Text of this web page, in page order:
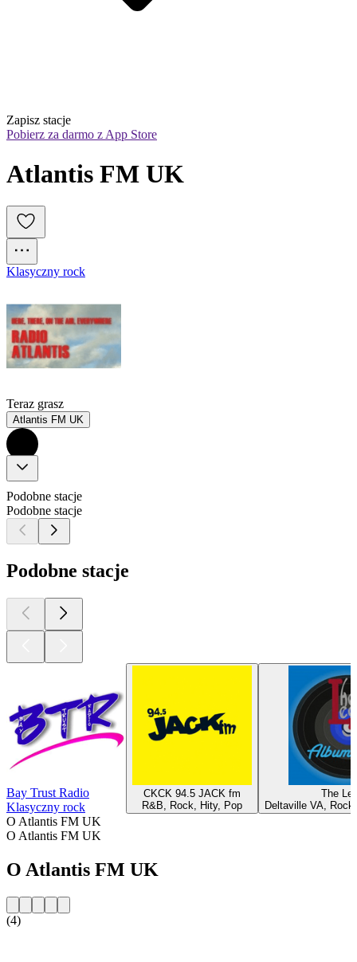
Zapisz stacje
Pobierz za darmo z App Store
Atlantis FM UK
Klasyczny rock
Teraz grasz
Atlantis FM UK
Podobne stacje
Podobne stacje
Podobne stacje
Bay Trust Radio
Klasyczny rock
CKCK 94.5 JACK fm
R&B, Rock, Hity, Pop
The
Deltaville VA,
O Atlantis FM UK
O Atlantis FM UK
O Atlantis FM UK
(4)